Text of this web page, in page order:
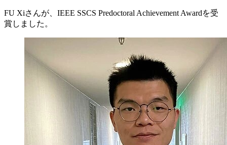
FU Xiさんが、IEEE SSCS Predoctoral Achievement Awardを受
賞しました。